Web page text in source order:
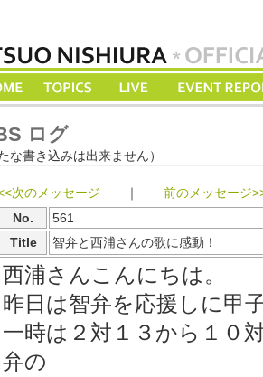
ログ
な書き込みは出来ません）
次のメッセージ ｜ 前のメッセージ
No.
561
Title
智弁と西浦さんの歌に感動！
西浦さんこんにちは。
昨日は智弁を応援しに甲
一時は２対１３から１０
弁の